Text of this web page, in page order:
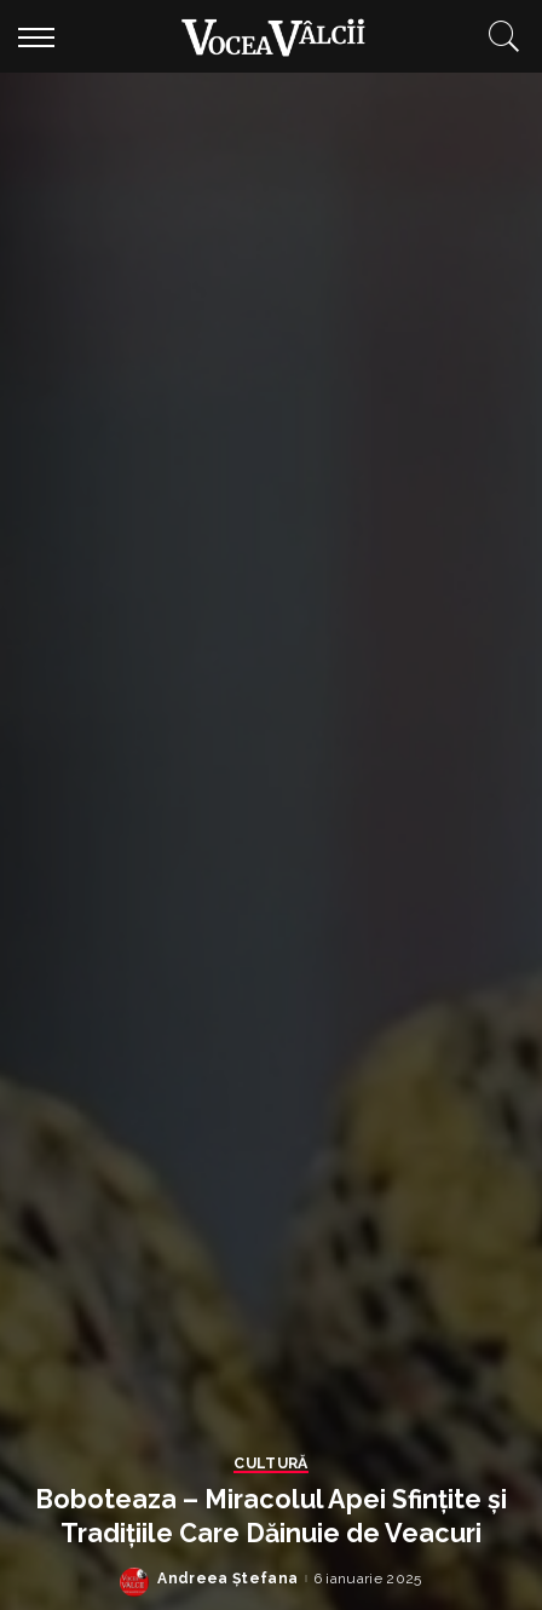
CULTURĂ
Boboteaza – Miracolul Apei Sfințite și
Tradițiile Care Dăinuie de Veacuri
Posted
Andreea Ștefana 6 ianuarie 2025